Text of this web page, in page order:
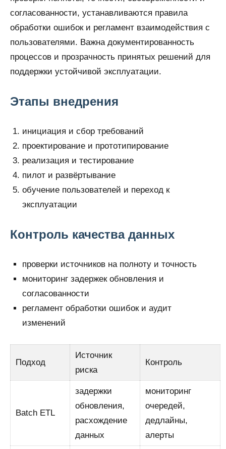
согласованности, устанавливаются правила
обработки ошибок и регламент взаимодействия с
пользователями. Важна документированность
процессов и прозрачность принятых решений для
поддержки устойчивой эксплуатации.
Этапы внедрения
инициация и сбор требований
проектирование и прототипирование
реализация и тестирование
пилот и развёртывание
обучение пользователей и переход к
эксплуатации
Контроль качества данных
проверки источников на полноту и точность
мониторинг задержек обновления и
согласованности
регламент обработки ошибок и аудит
изменений
Подход
Источник
риска
Контроль
Batch ETL
задержки
обновления,
расхождение
данных
мониторинг
очередей,
дедлайны,
алерты